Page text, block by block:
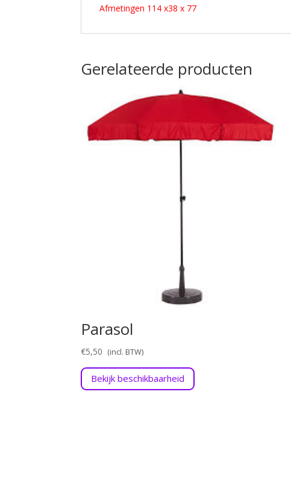
Afmetingen 114 x38 x 77
Gerelateerde producten
Parasol
€5,50
Bekijk beschikbaarheid